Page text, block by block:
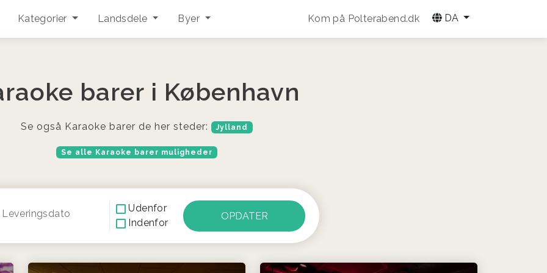
Kategorier Landsdele Byer Kom på Polterabend.dk DA
barer i København
Se også Karaoke barer de her steder: Jylland
Se alle Karaoke barer muligheder
Leveringsdato
Udenfor
Indenfor